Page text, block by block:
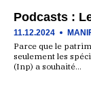
Podcasts :
11.12.2024
Parce que le
seulement les
(Inp) a souhaité…